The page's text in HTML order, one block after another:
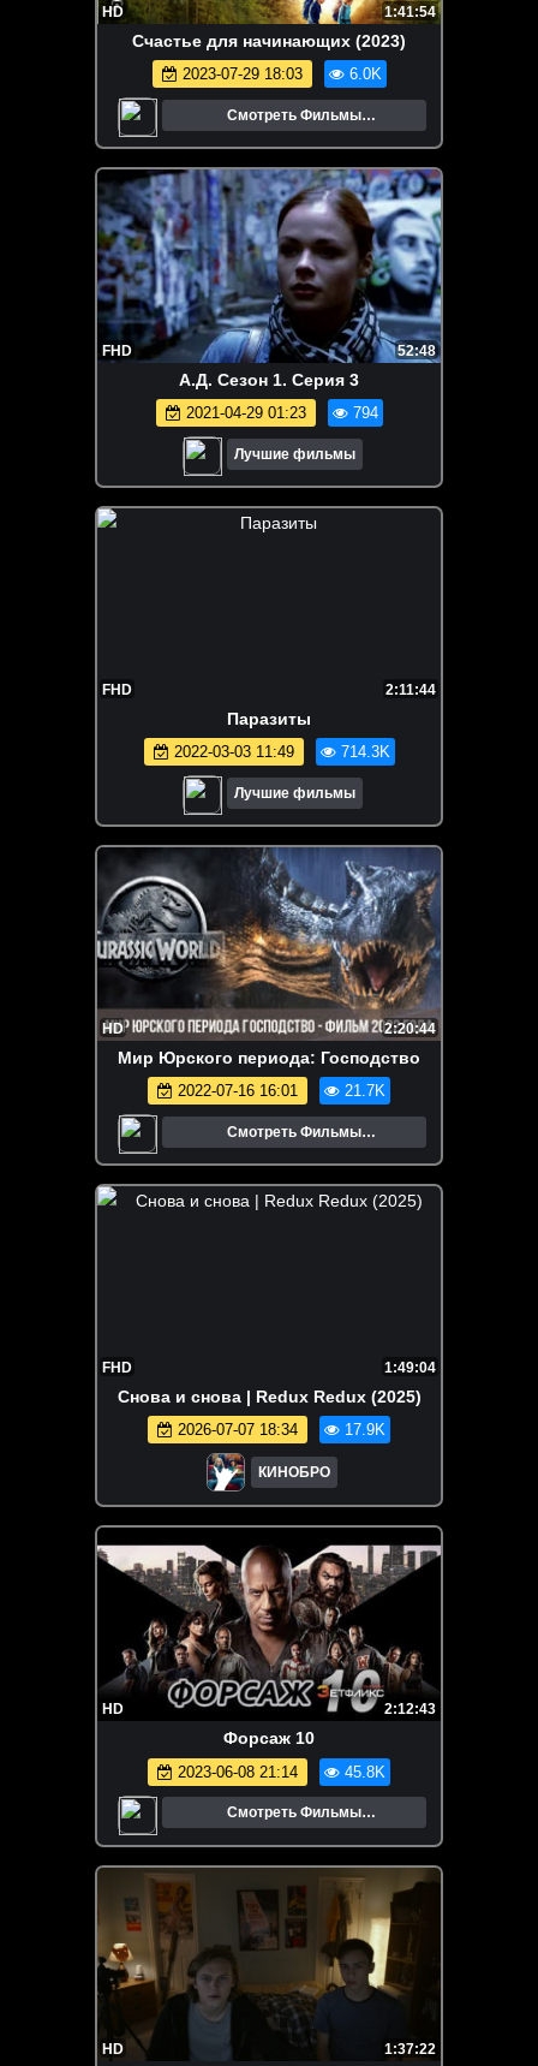
HD 1:41:54
Счастье для начинающих (2023)
2023-07-29 18:03 6.0K
Смотреть Фильмы
Онлайн.Трейлеры.Кино.
FHD 52:48
А.Д. Сезон 1. Серия 3
2021-04-29 01:23 794
Лучшие фильмы
FHD 2:11:44
Паразиты
2022-03-03 11:49 714.3K
Лучшие фильмы
HD 2:20:44
Мир Юрского периода: Господство
2022-07-16 16:01 21.7K
Смотреть Фильмы
Онлайн.Трейлеры.Кино.
FHD 1:49:04
Снова и снова | Redux Redux (2025)
2026-07-07 18:34 17.9K
КИНОБРО
HD 2:12:43
Форсаж 10
2023-06-08 21:14 45.8K
Смотреть Фильмы
HD 1:37:22